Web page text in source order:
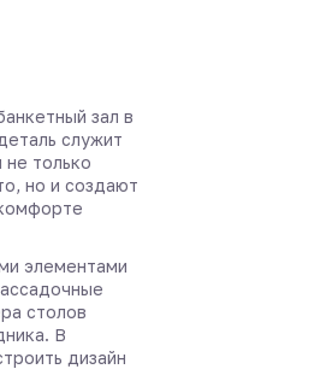
зал в
служит
только
но и создают
элементами
столов
В
дизайн